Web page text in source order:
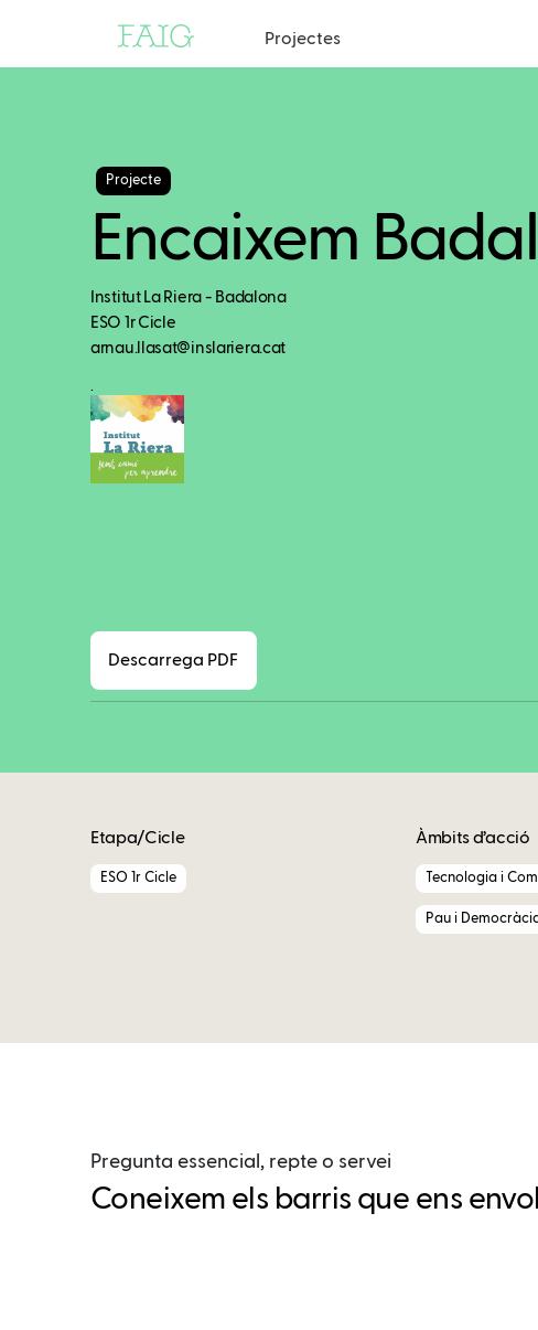
Projectes
Projecte
Encaixem
Institut La Riera - Badalona
ESO 1r Cicle
arnau.llasat@inslariera.cat
Descarrega PDF
Etapa/Cicle
ESO 1r Cicle
Àmbits d’acció
Tecnologia i
Pau i
Pregunta essencial, repte o servei
Coneixem els barris que ens